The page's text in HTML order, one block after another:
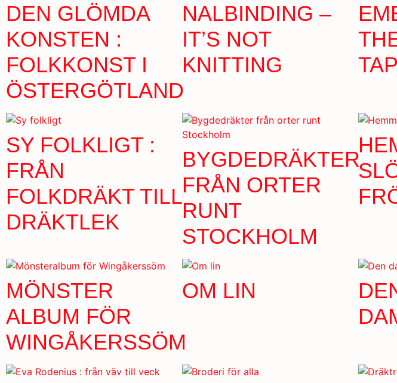
DEN GLÖMDA
KONSTEN :
FOLKKONST I
ÖSTERGÖTLAND
NALBINDING –
IT’S NOT
KNITTING
SY FOLKLIGT :
FRÅN
FOLKDRÄKT TILL
DRÄKTLEK
BYGDEDRÄKTER
FRÅN ORTER
RUNT
STOCKHOLM
MÖNSTER
ALBUM FÖR
WINGÅKERSSÖM
OM LIN